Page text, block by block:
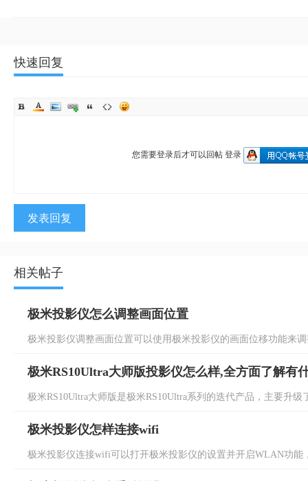
快速回复
您需要登录后才可以回帖 登录
发表回复
相关帖子
极米投影仪怎么调整画面位置
极米投影仪调整画面位置可以使用极米投影仪的画面位移功能来
极米RS10Ultra大师版投影仪怎么样,全方面了解有
极米RS10Ultra大师版是极米RS10Ultra系列的迭代产品，主要升
极米投影仪怎样连接wifi
极米投影仪连接wifi可以打开极米投影仪的设置并开启WLAN功